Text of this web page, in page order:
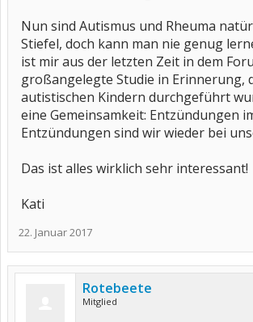
Nun sind Autismus und Rheuma
Stiefel, doch kann man nie genug
ist mir aus der letzten Zeit in dem
großangelegte Studie in Erinnerung,
autistischen Kindern durchgeführt
eine Gemeinsamkeit: Entzündungen
Entzündungen sind wir wieder bei
Das ist alles wirklich sehr interessant!
Kati
22. Januar 2017
Rotebeete
Mitglied